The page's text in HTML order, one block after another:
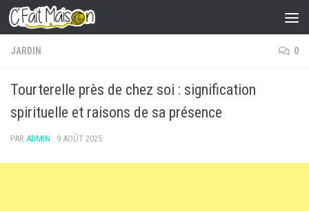
Skip to content
JARDIN 0
Tourterelle près de chez soi : signification
spirituelle et raisons de sa présence
PAR ADMIN · 9 AOÛT 2025